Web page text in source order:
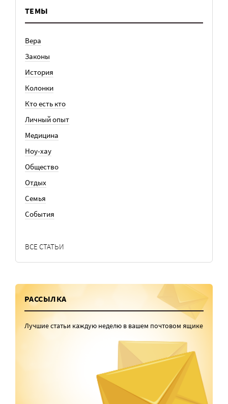
ТЕМЫ
Вера
Законы
История
Колонки
Кто есть кто
Личный опыт
Медицина
Ноу-хау
Общество
Отдых
Семья
События
ВСЕ СТАТЬИ
РАССЫЛКА
Лучшие статьи каждую неделю в вашем почтовом ящике